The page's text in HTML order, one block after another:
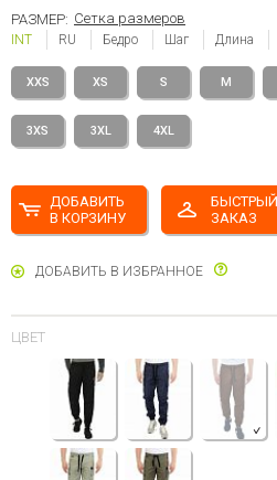
РАЗМЕР: Сетка размеров
INT RU Бедро Шаг Длина
XXS XS S M
3XS 3XL 4XL
ДОБАВИТЬ
В КОРЗИНУ
БЫСТРЫЙ
ЗАКАЗ
ДОБАВИТЬ В ИЗБРАННОЕ
ЦВЕТ